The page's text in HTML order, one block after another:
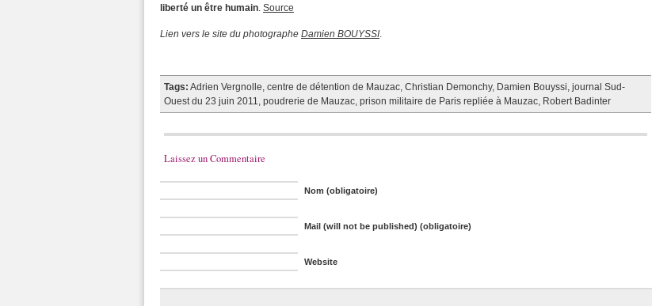
liberté un être humain. Source
Lien vers le site du photographe Damien BOUYSSI.
Tags: Adrien Vergnolle, centre de détention de Mauzac, Christian Demonchy, Damien Bouyssi, journal Sud-
Ouest du 23 juin 2011, poudrerie de Mauzac, prison militaire de Paris repliée à Mauzac, Robert Badinter
Laissez un Commentaire
Nom (obligatoire)
Mail (will not be published) (obligatoire)
Website